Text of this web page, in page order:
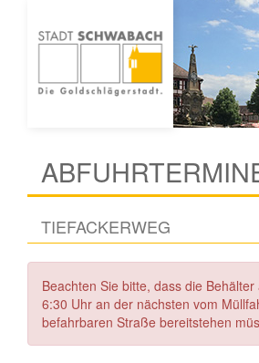
TIEFACKERWEG
Beachten Sie bitte, dass die
6:30 Uhr an der nächsten vom
befahrbaren Straße bereitstehen